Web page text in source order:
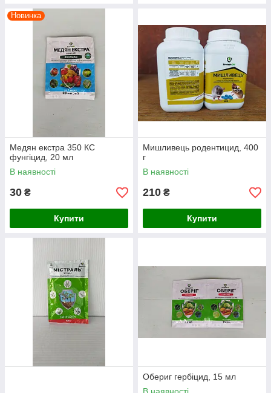
Новинка
Медян екстра 350 КС
фунгіцид, 20 мл
В наявності
30 ₴
Купити
Мишливець родентицид, 400
г
В наявності
210 ₴
Купити
Обериг гербіцид, 15 мл